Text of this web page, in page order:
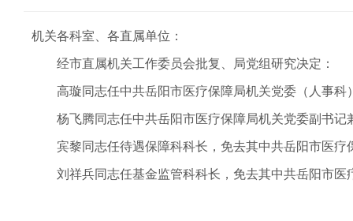
机关各科室、各直属单位：
经市直属机关工作委员会批复、局党组研究决定：
高璇同志任中共岳阳市医疗保障局机关党委（人事
杨飞腾同志任中共岳阳市医疗保障局机关党委副书
宾黎同志任待遇保障科科长，免去其中共岳阳市医
刘祥兵同志任基金监管科科长，免去其中共岳阳市